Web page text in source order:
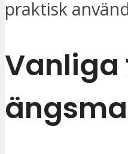
praktisk
Vanliga